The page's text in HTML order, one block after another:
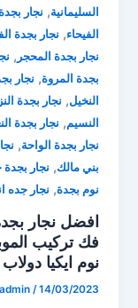
السليمانية, نجار
الفيحاء, نجار بجدة
نجار بجدة المحجر ,
بجدة المروة, نجار
النخيل, نجار بجدة
النسيم, نجار بجدة
نجار بجدة الواحة,
بني مالك, نجار بجدة
نوم بجدة, نجار جده
نوم ايكيا دولاب
admin /14/03/2023